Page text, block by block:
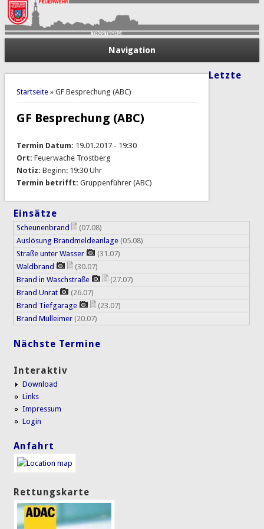
Navigation
Sie sind hier
Startseite» GF Besprechung (ABC)
GF Besprechung (ABC)
Termin Datum: 19.01.2017 - 19:30
Ort: Feuerwache Trostberg
Notiz: Beginn: 19:30 Uhr
Termin betrifft: Gruppenführer (ABC)
Letzte
Einsätze
Scheunenbrand
(07.08)
Auslösung Brandmeldeanlage (05.08)
Straße unter Wasser
(31.07)
Waldbrand
(30.07)
Brand in Waschstraße
(27.07)
Brand Unrat
(26.07)
Brand Tiefgarage
(23.07)
Brand Mülleimer (20.07)
Nächste Termine
Interaktiv
Download
Links
Impressum
Login
Anfahrt
Rettungskarte